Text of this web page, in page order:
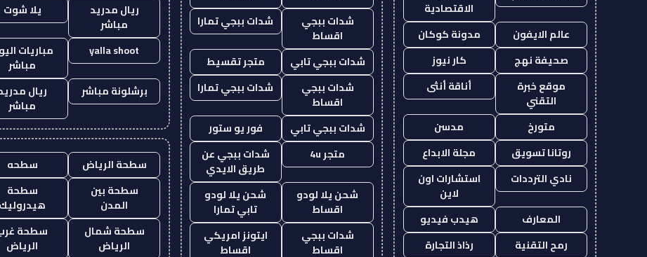
الاقتصادية
عالم الايفون
مدونة كوكان
صحيفة نهج
كار نيوز
موقع خبرة
التقني
أناقة أنثى
متورخ
مدسن
روتانا تسويق
مجلة الابداع
نادي الترددات
استشارات اون
لاين
المعارف
هيدب فيديو
رمح التقنية
رذاذ التجارة
شدات ببجي
اقساط
شدات ببجي تمارا
شدات ببجي تابي
متجر تقسيط
شدات ببجي
اقساط
شدات ببجي تمارا
شدات ببجي تابي
فور يو ستور
متجر 4u
شدات ببجي عن
طريق الايدي
شحن يلا لودو
اقساط
شحن يلا لودو
تابي تمارا
شدات ببجي
اقساط
ايتونز امريكي
اقساط
ريال مدريد
مباشر
يلا شوت
yalla shoot
مباريات
مباشر
برشلونة مباشر
ريال
مباشر
سطحة الرياض
سطحه
سطحة بين
المدن
سطحة
هيدروليك
سطحة شمال
الرياض
سطحة
الرياض